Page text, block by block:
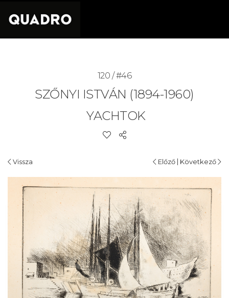
120 / #46
SZŐNYI ISTVÁN (1894-1960)
YACHTOK
Vissza Előző | Következő